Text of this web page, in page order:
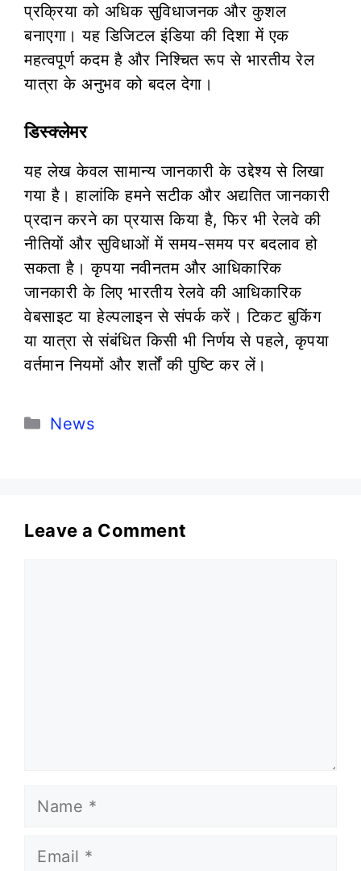
प्रक्रिया को अधिक सुविधाजनक और कुशल
बनाएगा। यह डिजिटल इंडिया की दिशा में एक
महत्वपूर्ण कदम है और निश्चित रूप से भारतीय रेल
यात्रा के अनुभव को बदल देगा।
डिस्क्लेमर
यह लेख केवल सामान्य जानकारी के उद्देश्य से लिखा
गया है। हालांकि हमने सटीक और अद्यतित जानकारी
प्रदान करने का प्रयास किया है, फिर भी रेलवे की
नीतियों और सुविधाओं में समय-समय पर बदलाव हो
सकता है। कृपया नवीनतम और आधिकारिक
जानकारी के लिए भारतीय रेलवे की आधिकारिक
वेबसाइट या हेल्पलाइन से संपर्क करें। टिकट बुकिंग
या यात्रा से संबंधित किसी भी निर्णय से पहले, कृपया
वर्तमान नियमों और शर्तों की पुष्टि कर लें।
Categories
News
Leave a Comment
Name
Email